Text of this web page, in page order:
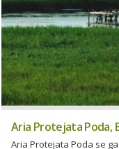
Aria Protejata Poda,
Aria Protejata Poda se